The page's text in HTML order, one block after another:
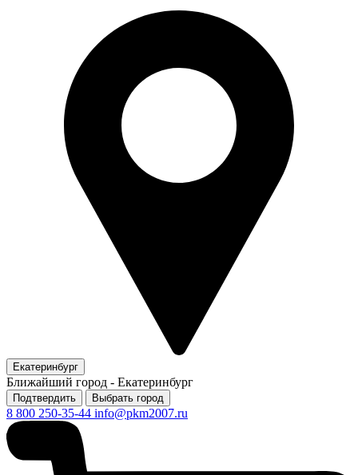
Екатеринбург
Ближайший город - Екатеринбург
Подтвердить Выбрать город
8 800 250-35-44 info@pkm2007.ru